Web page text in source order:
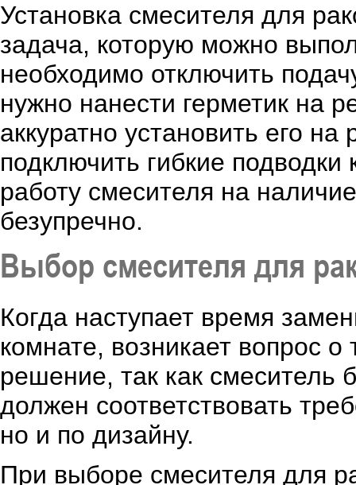
Установка смесителя для
задача, которую можно
необходимо отключить
нужно нанести герметик на
аккуратно установить его
подключить гибкие
работу смесителя на
безупречно.
Выбор смесителя для
Когда наступает время
комнате, возникает вопрос
решение, так как смеситель
должен соответствовать
но и по дизайну.
При выборе смесителя для